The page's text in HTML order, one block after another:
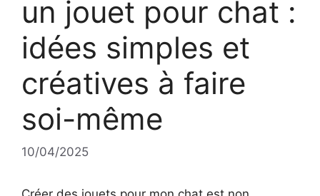
un jouet pour chat :
idées simples et
créatives à faire
soi-même
10/04/2025